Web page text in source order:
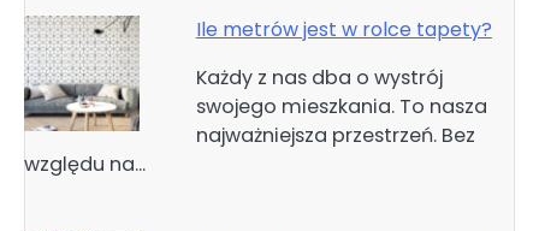
Ile metrów jest w rolce tapety?
Każdy z nas dba o wystrój
swojego mieszkania. To nasza
najważniejsza przestrzeń. Bez
względu na…